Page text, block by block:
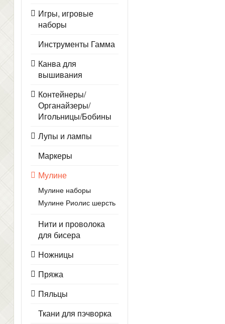
Игры, игровые
наборы
Инструменты Гамма
Канва для
вышивания
Контейнеры/
Органайзеры/
Игольницы/Бобины
Лупы и лампы
Маркеры
Мулине
Мулине наборы
Мулине Риолис шерсть
Нити и проволока
для бисера
Ножницы
Пряжа
Пяльцы
Ткани для пэчворка